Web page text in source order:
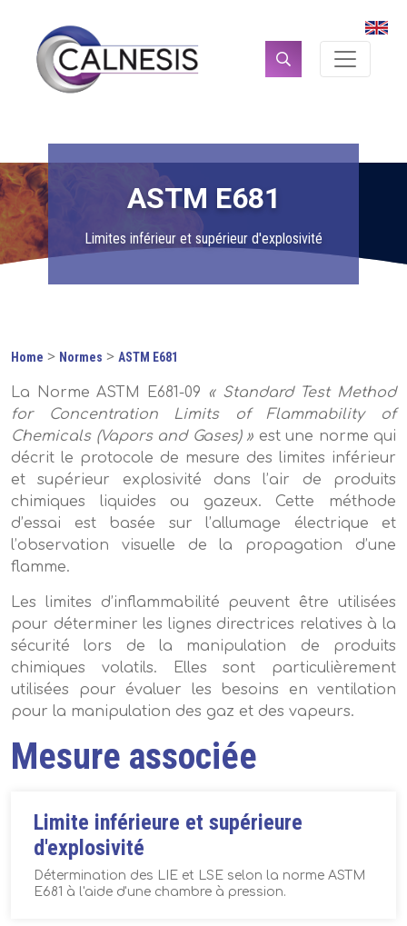
ASTM E681
Limites inférieur et supérieur d'explosivité
Home > Normes > ASTM E681
La Norme ASTM E681-09 « Standard Test Method
for Concentration Limits of Flammability of
Chemicals (Vapors and Gases) » est une norme qui
décrit le protocole de mesure des limites inférieur
et supérieur explosivité dans l’air de produits
chimiques liquides ou gazeux. Cette méthode
d’essai est basée sur l’allumage électrique et
l’observation visuelle de la propagation d’une
flamme.
Les limites d’inflammabilité peuvent être utilisées
pour déterminer les lignes directrices relatives à la
sécurité lors de la manipulation de produits
chimiques volatils. Elles sont particulièrement
utilisées pour évaluer les besoins en ventilation
pour la manipulation des gaz et des vapeurs.
Mesure associée
Limite inférieure et supérieure
d'explosivité
Détermination des LIE et LSE selon la norme ASTM
E681 à l'aide d'une chambre à pression.